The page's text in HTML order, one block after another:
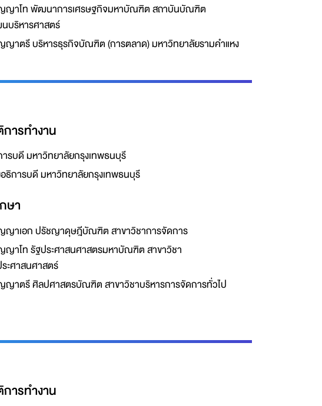
ญาโท พัฒนาการเศรษฐกิจมหาบัณฑิต สถาบันบัณฑิต
บริหารศาสตร์
ญาตรี บริหารธุรกิจบัณฑิต (การตลาด) มหาวิทยาลัยรามคำแหง
การทำงาน
รบดี มหาวิทยาลัยกรุงเทพธนบุรี
ธิการบดี มหาวิทยาลัยกรุงเทพธนบุรี
ษา
ญาเอก ปรัชญาดุษฎีบัณฑิต สาขาวิชาการจัดการ
ญาโท รัฐประศาสนศาสตรมหาบัณฑิต สาขาวิชา
ะศาสนศาสตร์
ญาตรี ศิลปศาสตรบัณฑิต สาขาวิชาบริหารการจัดการทั่วไป
การทำงาน